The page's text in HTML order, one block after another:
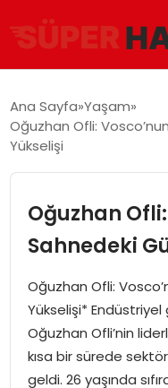
GÜNDEM
EĞITIM
EKONOMI
MAGAZIN
SAĞLIK
Ana Sayfa Yaşam
Oğuzhan Ofli:
Yükselişi
Oğuzhan
Sahnedeki
Oğuzhan Ofli:
Yükselişi* Endüstriyel
Oğuzhan Ofli’nin
kısa bir sürede
geldi. 26 yaşında